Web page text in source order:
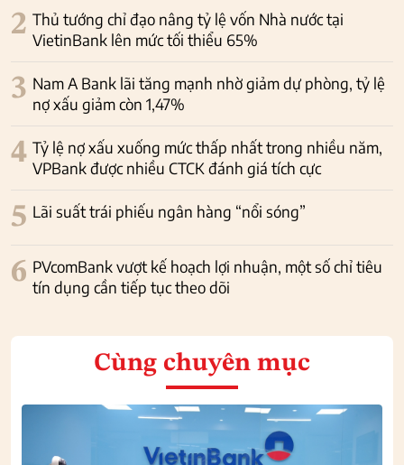
2 Thủ tướng chỉ đạo nâng tỷ lệ vốn Nhà nước tại
VietinBank lên mức tối thiểu 65%
3 Nam A Bank lãi tăng mạnh nhờ giảm dự phòng, tỷ lệ
nợ xấu giảm còn 1,47%
4 Tỷ lệ nợ xấu xuống mức thấp nhất trong nhiều năm,
VPBank được nhiều CTCK đánh giá tích cực
5 Lãi suất trái phiếu ngân hàng “nổi sóng”
6 PVcomBank vượt kế hoạch lợi nhuận, một số chỉ tiêu
tín dụng cần tiếp tục theo dõi
Cùng chuyên mục